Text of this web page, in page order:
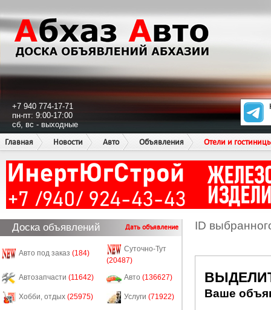
+7 940 774-17-71
пн-пт: 9:00-17:00
сб, вс - выходные
Главная
Новости Авто Объявления Отели и
Доска объявлений Дать объявление
Авто под заказ (184)
Суточно-Тут
(20487)
Автозапчасти (11642) Авто (136627)
Хобби, отдых (25975) Услуги (71922)
ID
Ваше